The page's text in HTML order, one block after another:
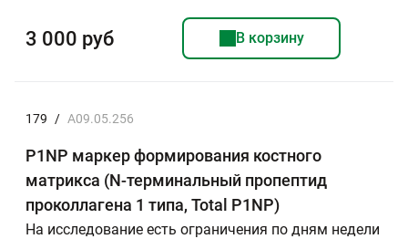
3 000 руб В корзину
179 / A09.05.256
P1NP маркер формирования костного
матрикса (N-терминальный пропептид
проколлагена 1 типа, Total P1NP)
На исследование есть ограничения по дням недели